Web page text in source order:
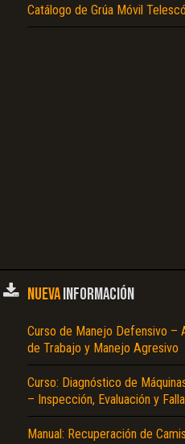
Catálogo de Grúa Móvil
NUEVAINFORMACIÓN
Curso de Manejo Defensivo –
de Trabajo y Manejo Agresivo
Curso: Diagnóstico de
– Inspección, Evaluación y
Manual: Recuperación de